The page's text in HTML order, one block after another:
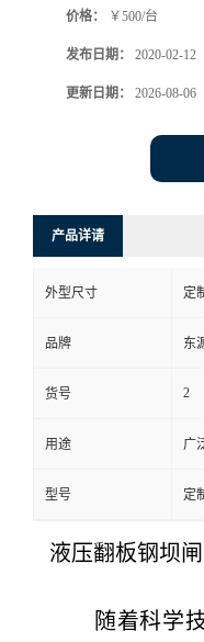
价格： ￥500/台
发布日期： 2020-02-12
更新日期： 2026-08-06
产品详请
外型尺寸 定
品牌 东
货号 2
用途 广
型号 定
液压翻板钢坝
随着科学